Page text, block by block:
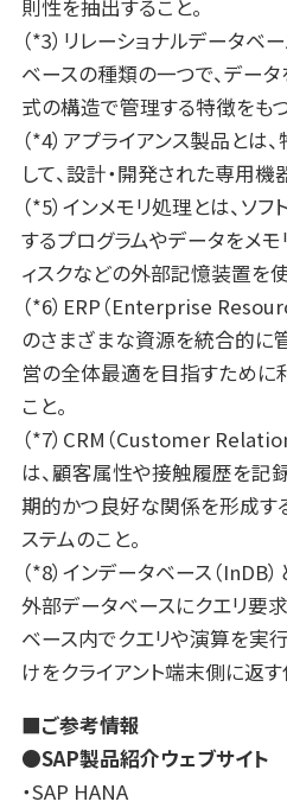
則性を抽出すること。
（*3）リレーショナルデータベ
ベースの種類の一つで、デー
式の構造で管理する特徴をもつ
（*4）アプライアンス製品と
して、設計・開発された専用機
（*5）インメモリ処理とは、ソ
するプログラムやデータをメ
ィスクなどの外部記憶装置を
（*6）ERP（Enterprise
のさまざまな資源を統合的に
営の全体最適を目指すために
こと。
（*7）CRM（Customer
は、顧客属性や接触履歴を記
期的かつ良好な関係を形成す
ステムのこと。
（*8）インデータベース（InDB
外部データベースにクエリ要
ベース内でクエリや演算を実
けをクライアント端末側に返す
■ご参考情報
●SAP製品紹介ウェブサイト
・SAP HANA